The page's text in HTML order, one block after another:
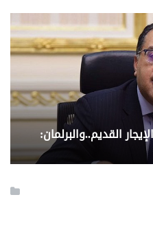
القديم..والبرلمان:
..
من